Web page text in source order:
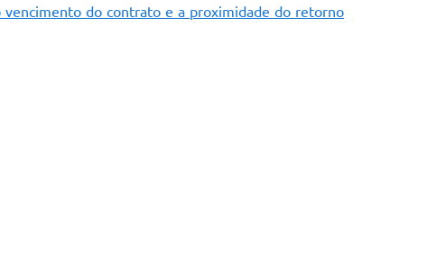
vencimento do contrato e a proximidade do retorno